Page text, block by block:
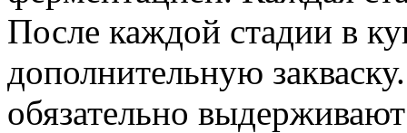
После каждой стадии в
дополнительную
обязательно